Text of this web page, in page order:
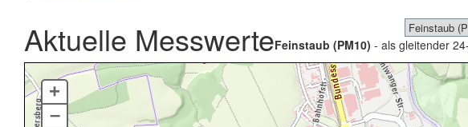
Aktuelle MesswerteFeinstaub (PM10) - als gleitender
+
–